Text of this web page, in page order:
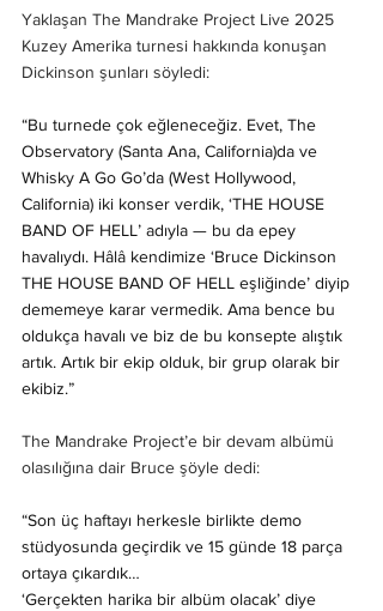
Yaklaşan The Mandrake Project Live 2025
Kuzey Amerika turnesi hakkında konuşan
Dickinson şunları söyledi:
“Bu turnede çok eğleneceğiz. Evet, The
Observatory (Santa Ana, California)da ve
Whisky A Go Go’da (West Hollywood,
California) iki konser verdik, ‘THE HOUSE
BAND OF HELL’ adıyla — bu da epey
havalıydı. Hâlâ kendimize ‘Bruce Dickinson
THE HOUSE BAND OF HELL eşliğinde’ diyip
dememeye karar vermedik. Ama bence bu
oldukça havalı ve biz de bu konsepte alıştık
artık. Artık bir ekip olduk, bir grup olarak bir
ekibiz.”
The Mandrake Project’e bir devam albümü
olasılığına dair Bruce şöyle dedi:
“Son üç haftayı herkesle birlikte demo
stüdyosunda geçirdik ve 15 günde 18 parça
ortaya çıkardık…
‘Gerçekten harika bir albüm olacak’ diye